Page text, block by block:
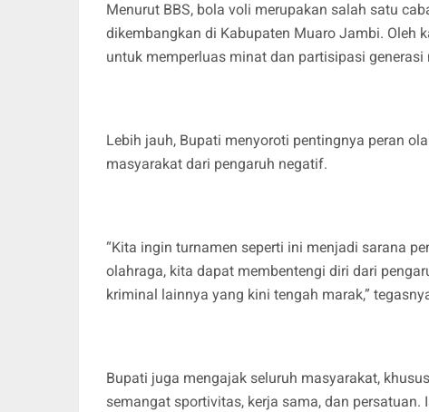
Menurut BBS, bola voli merupakan salah satu
dikembangkan di Kabupaten Muaro Jambi. Oleh
untuk memperluas minat dan partisipasi
Lebih jauh, Bupati menyoroti pentingnya peran
masyarakat dari pengaruh negatif.
“Kita ingin turnamen seperti ini menjadi sarana
olahraga, kita dapat membentengi diri dari
kriminal lainnya yang kini tengah marak,”
Bupati juga mengajak seluruh masyarakat,
semangat sportivitas, kerja sama, dan